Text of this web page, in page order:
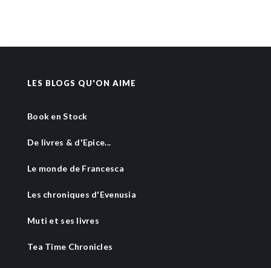
LES BLOGS QU'ON AIME
Book en Stock
De livres & d'Epice...
Le monde de Francesca
Les chroniques d'Evenusia
Muti et ses livres
Tea Time Chronicles